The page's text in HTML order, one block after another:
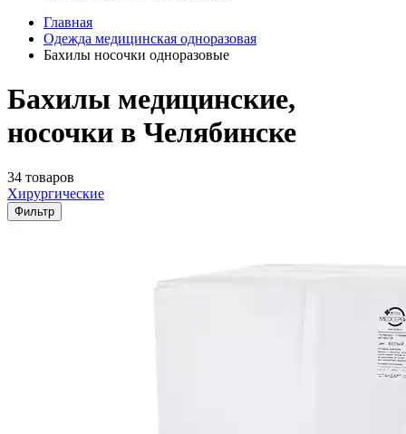
Главная
Одежда медицинская одноразовая
Бахилы носочки одноразовые
Бахилы медицинские,
носочки в Челябинске
34 товаров
Хирургические
Фильтр